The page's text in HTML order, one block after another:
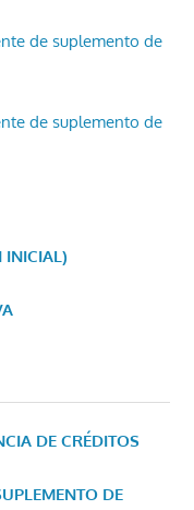
de suplemento de
de suplemento de
INICIAL)
DE CRÉDITOS
DE